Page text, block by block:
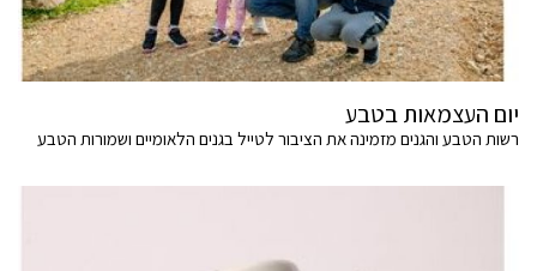
יום העצמאות בטבע
רשות הטבע והגנים מזמינה את הציבור לטייל בגנים הלאומיים ושמורות הטבע